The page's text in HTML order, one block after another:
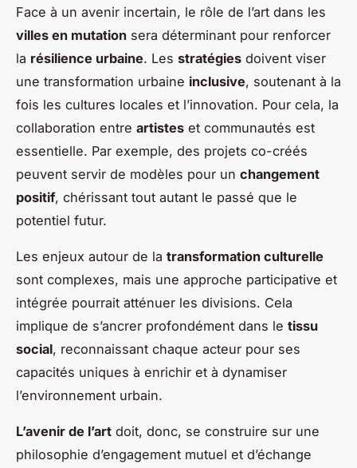
Face à un avenir incertain, le rôle de l’art dans les
villes en mutation sera déterminant pour renforcer
la résilience urbaine. Les stratégies doivent viser
une transformation urbaine inclusive, soutenant à la
fois les cultures locales et l’innovation. Pour cela, la
collaboration entre artistes et communautés est
essentielle. Par exemple, des projets co-créés
peuvent servir de modèles pour un changement
positif, chérissant tout autant le passé que le
potentiel futur.
Les enjeux autour de la transformation culturelle
sont complexes, mais une approche participative et
intégrée pourrait atténuer les divisions. Cela
implique de s’ancrer profondément dans le tissu
social, reconnaissant chaque acteur pour ses
capacités uniques à enrichir et à dynamiser
l’environnement urbain.
L’avenir de l’art doit, donc, se construire sur une
philosophie d’engagement mutuel et d’échange